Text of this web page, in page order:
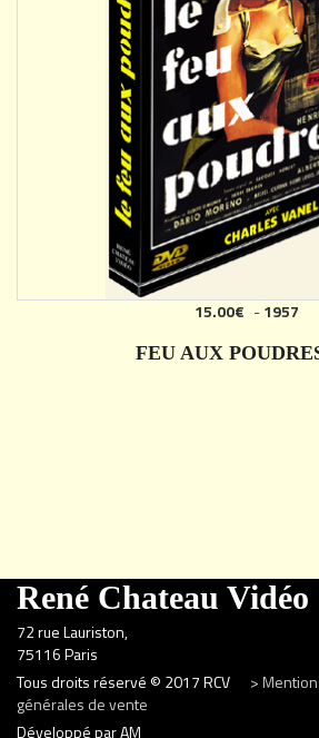
15.00€ -1957
FEU AUX
René Chateau Vidéo
72 rue Lauriston,
75116 Paris
Tous droits réservé © 2017 RCV >
générales de vente
Développé par AM